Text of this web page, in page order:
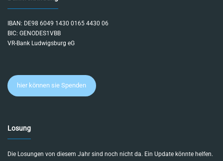
IBAN: DE98 6049 1430 0165 4430 06
BIC: GENODES1VBB
VR-Bank Ludwigsburg eG
hier können sie Spenden
Losung
Die Losungen von diesem Jahr sind noch nicht da. Ein Update könnte helfen.